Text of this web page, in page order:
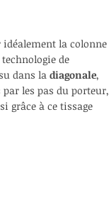
idéalement la colonne
de
dans la diagonale,
les pas du porteur,
grâce à ce tissage